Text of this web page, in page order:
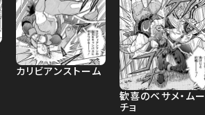
カリビアンストーム
歓喜のベサメ・ムー
チョ